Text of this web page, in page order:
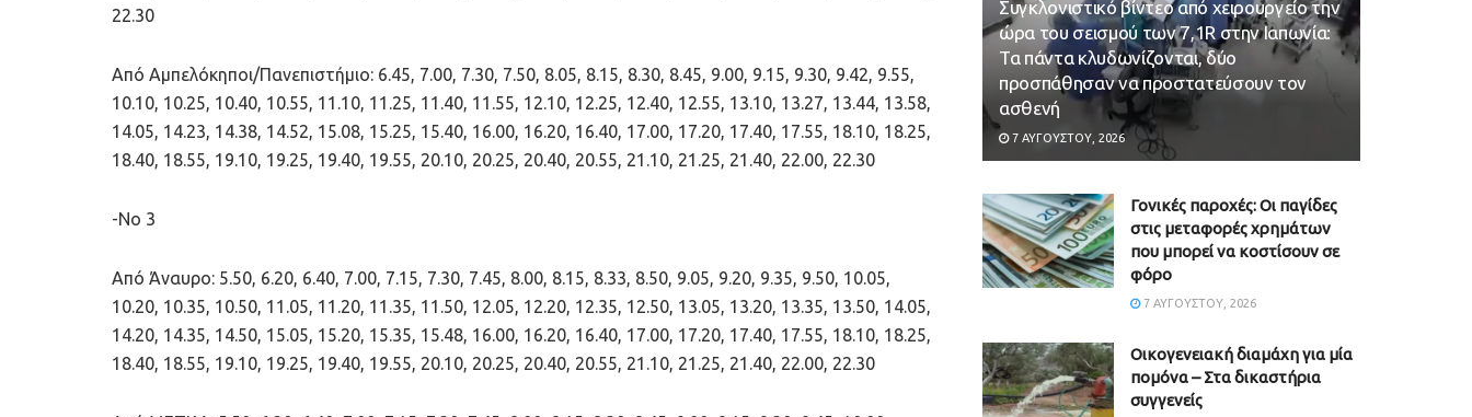
22.30
Από Αμπελόκηποι/Πανεπιστήμιο: 6.45, 7.00, 7.30, 7.50, 8.05, 8.15, 8.30, 8.45, 9.00, 9.15, 9.30, 9.42, 9.55,
10.10, 10.25, 10.40, 10.55, 11.10, 11.25, 11.40, 11.55, 12.10, 12.25, 12.40, 12.55, 13.10, 13.27, 13.44, 13.58,
14.05, 14.23, 14.38, 14.52, 15.08, 15.25, 15.40, 16.00, 16.20, 16.40, 17.00, 17.20, 17.40, 17.55, 18.10, 18.25,
18.40, 18.55, 19.10, 19.25, 19.40, 19.55, 20.10, 20.25, 20.40, 20.55, 21.10, 21.25, 21.40, 22.00, 22.30
-Νο 3
Από Άναυρο: 5.50, 6.20, 6.40, 7.00, 7.15, 7.30, 7.45, 8.00, 8.15, 8.33, 8.50, 9.05, 9.20, 9.35, 9.50, 10.05,
10.20, 10.35, 10.50, 11.05, 11.20, 11.35, 11.50, 12.05, 12.20, 12.35, 12.50, 13.05, 13.20, 13.35, 13.50, 14.05,
14.20, 14.35, 14.50, 15.05, 15.20, 15.35, 15.48, 16.00, 16.20, 16.40, 17.00, 17.20, 17.40, 17.55, 18.10, 18.25,
18.40, 18.55, 19.10, 19.25, 19.40, 19.55, 20.10, 20.25, 20.40, 20.55, 21.10, 21.25, 21.40, 22.00, 22.30
Συγκλονιστικό βίντεο από χειρουργείο την
ώρα του σεισμού των 7,1R στην Ιαπωνία:
Τα πάντα κλυδωνίζονται, δύο
προσπάθησαν να προστατεύσουν τον
ασθενή
7 ΑΥΓΟΎΣΤΟΥ, 2026
Γονικές παροχές: Οι παγίδες
στις μεταφορές χρημάτων
που μπορεί να κοστίσουν σε
φόρο
7 ΑΥΓΟΎΣΤΟΥ, 2026
Οικογενειακή διαμάχη για μία
πομόνα – Στα δικαστήρια
συγγενείς